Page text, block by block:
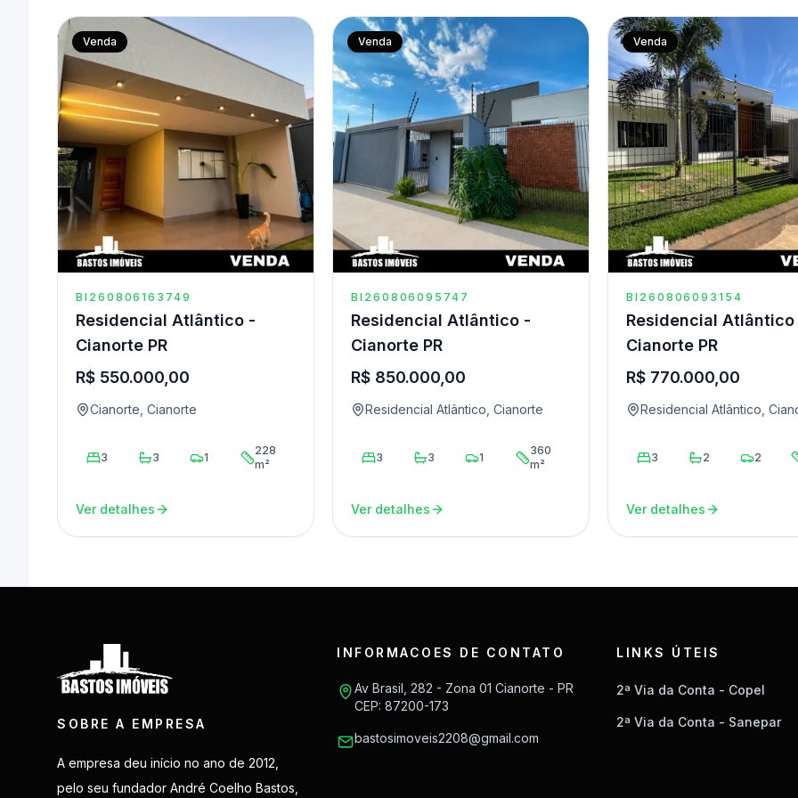
Venda
BI260806163749
Residencial Atlântico -
Cianorte PR
R$ 550.000,00
Cianorte, Cianorte
3 3 1
228
m²
Ver detalhes
Venda
BI260806095747
Residencial Atlântico -
Cianorte PR
R$ 850.000,00
Residencial Atlântico, Cianorte
3 3 1
360
m²
Ver detalhes
Venda
BI260806093154
Residencial
Cianorte PR
R$ 770.000,00
Residencial Atlântico,
3 2 2
Ver detalhes
SOBRE A EMPRESA
A empresa deu início no ano de 2012,
pelo seu fundador André Coelho Bastos,
INFORMACOES DE CONTATO
Av Brasil, 282 - Zona 01 Cianorte - PR
CEP: 87200-173
bastosimoveis2208@gmail.com
LINKS ÚTEIS
2ª Via da Conta - Copel
2ª Via da Conta - Sanepar